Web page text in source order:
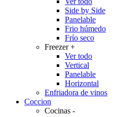
Side by Side
Panelable
Frio húmedo
Frío seco
Freezer+
Ver todo
Vertical
Panelable
Horizontal
Enfriadora de vinos
Coccion
Cocinas -